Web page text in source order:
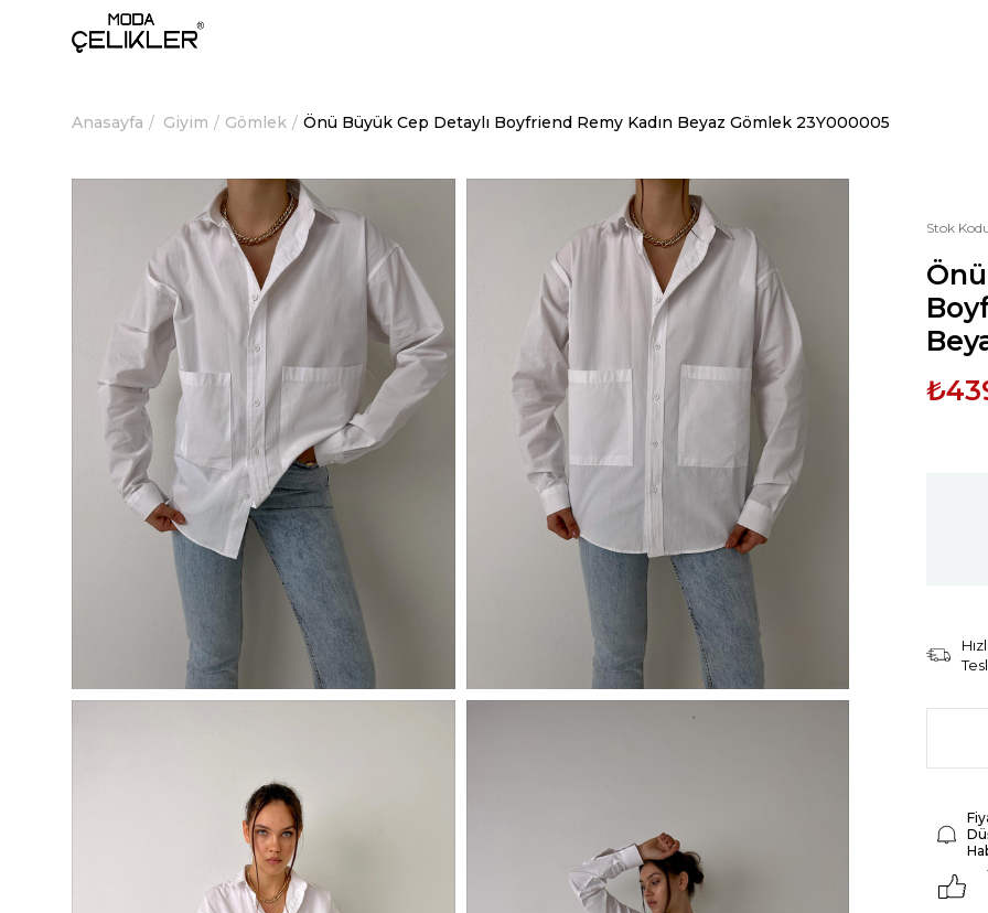
Anasayfa Giyim Gömlek Önü Büyük Cep Detaylı Boyfriend Remy Kadın Beyaz Gömlek 23Y000005
Stok
Hızlı